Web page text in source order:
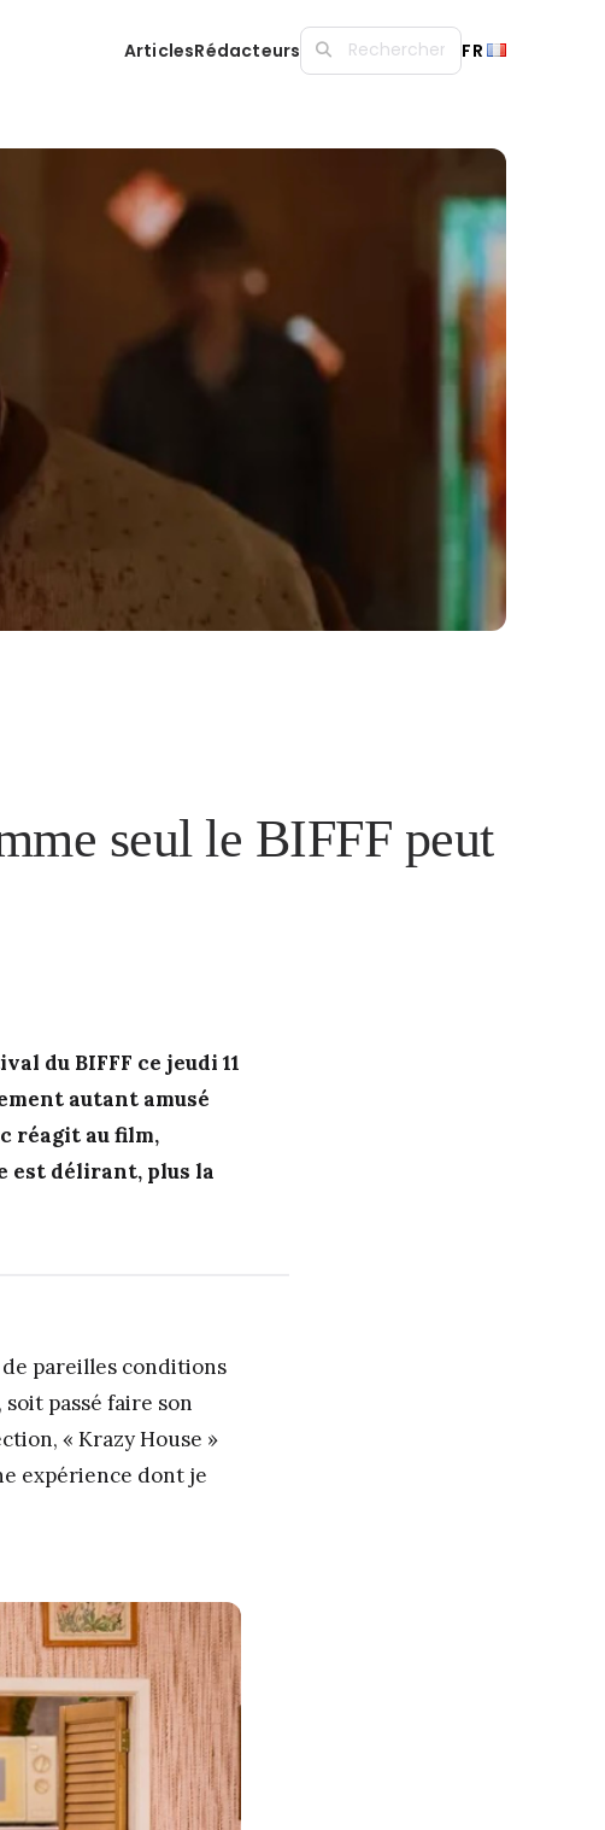
ArticlesRédacteurs FR
seul le BIFFF peut
du BIFFF ce jeudi 11
autant amusé
réagit au film,
est délirant, plus la
pareilles conditions
passé faire son
« Krazy House »
expérience dont je